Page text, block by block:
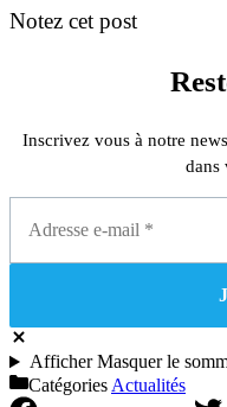
Notez cet post
Inscrivez vous à notre
dans
AfficherMasquerle
Catégories Actualités